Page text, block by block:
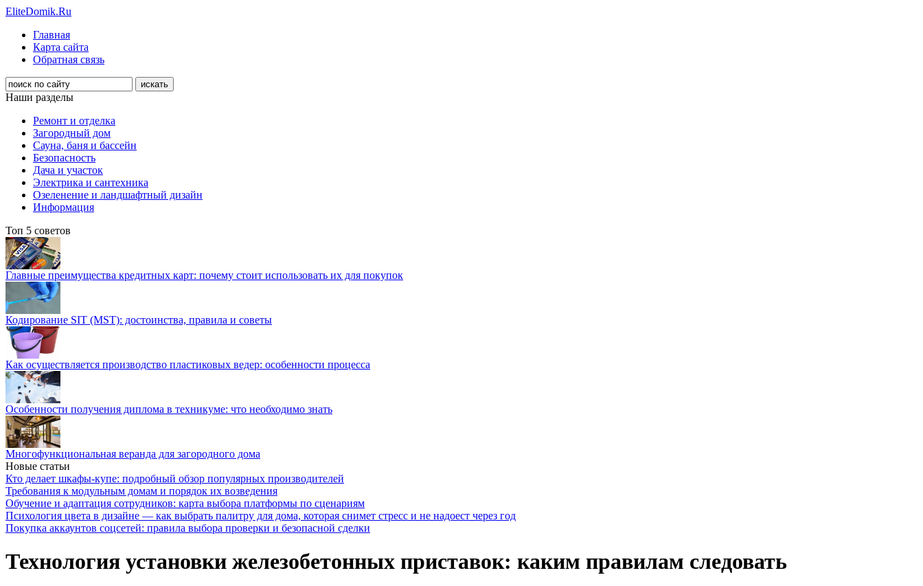
EliteDomik.Ru
Главная
Карта сайта
Обратная связь
Наши разделы
Ремонт и отделка
Загородный дом
Сауна, баня и бассейн
Безопасность
Дача и участок
Электрика и сантехника
Озеленение и ландшафтный дизайн
Информация
Топ 5 советов
Главные преимущества кредитных карт: почему стоит использовать их для покупок
Кодирование SIT (MST): достоинства, правила и советы
Как осуществляется производство пластиковых ведер: особенности процесса
Особенности получения диплома в техникуме: что необходимо знать
Многофункциональная веранда для загородного дома
Новые статьи
Кто делает шкафы-купе: подробный обзор популярных производителей
Требования к модульным домам и порядок их возведения
Обучение и адаптация сотрудников: карта выбора платформы по сценариям
Психология цвета в дизайне — как выбрать палитру для дома, которая снимет стресс и не надоест через год
Покупка аккаунтов соцсетей: правила выбора проверки и безопасной сделки
Технология установки железобетонных приставок: каким правилам следовать